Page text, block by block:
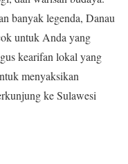
banyak legenda, Danau
untuk Anda yang
kearifan lokal yang
menyaksikan
ke Sulawesi